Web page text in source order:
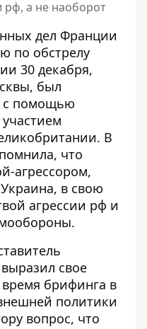
рф, а не наоборот
дел Франции
по обстрелу
30 декабря,
был
с помощью
В
что
агрессором,
в свою
агрессии рф и
свое
время брифинга в
политики
вопрос, что